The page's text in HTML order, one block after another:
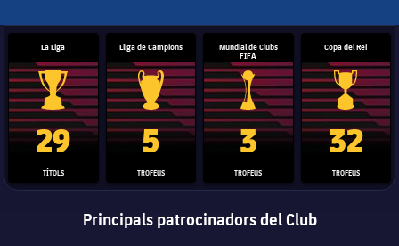
La Liga
Trofeu de la Liga
29
TÍTOLS
Lliga de Campions
Trofeu de la Lliga de Campions
5
TROFEUS
Mundial de Clubs
FIFA
Trofeu del Mundial de Clubs
3
TROFEUS
Copa del Rei
Copa del
32
TROFEUS
Principals patrocinadors del Club